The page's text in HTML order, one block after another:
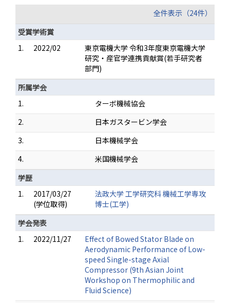
全件表示（24件）
受賞学術賞
1.
2022/02
東京電機大学 令和3年度東京電機大学
研究・産官学連携貢献賞(若手研究者
部門)
所属学会
1.
ターボ機械協会
2.
日本ガスタービン学会
3.
日本機械学会
4.
米国機械学会
学歴
1.
2017/03/27
(学位取得)
法政大学 工学研究科 機械工学専攻
博士(工学)
学会発表
1.
2022/11/27
Effect of Bowed Stator Blade on
Aerodynamic Performance of Low-
speed Single-stage Axial
Compressor (9th Asian Joint
Workshop on Thermophilic and
Fluid Science)